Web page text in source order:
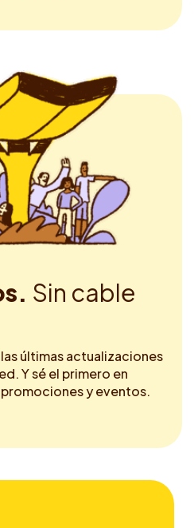
Sin cable
últimas actualizaciones
Y sé el primero en
y eventos.